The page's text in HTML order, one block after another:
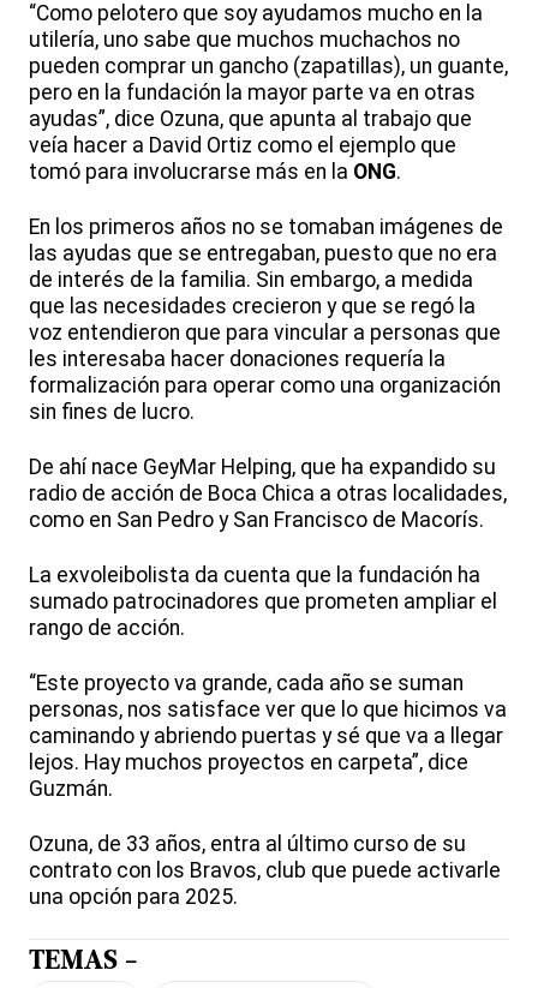
“Como pelotero que soy ayudamos mucho en la
utilería, uno sabe que muchos muchachos no
pueden comprar un gancho (zapatillas), un guante,
pero en la fundación la mayor parte va en otras
ayudas”, dice Ozuna, que apunta al trabajo que
veía hacer a David Ortiz como el ejemplo que
tomó para involucrarse más en la ONG.
En los primeros años no se tomaban imágenes de
las ayudas que se entregaban, puesto que no era
de interés de la familia. Sin embargo, a medida
que las necesidades crecieron y que se regó la
voz entendieron que para vincular a personas que
les interesaba hacer donaciones requería la
formalización para operar como una organización
sin fines de lucro.
De ahí nace GeyMar Helping, que ha expandido su
radio de acción de Boca Chica a otras localidades,
como en San Pedro y San Francisco de Macorís.
La exvoleibolista da cuenta que la fundación ha
sumado patrocinadores que prometen ampliar el
rango de acción.
“Este proyecto va grande, cada año se suman
personas, nos satisface ver que lo que hicimos va
caminando y abriendo puertas y sé que va a llegar
lejos. Hay muchos proyectos en carpeta”, dice
Guzmán.
Ozuna, de 33 años, entra al último curso de su
contrato con los Bravos, club que puede activarle
una opción para 2025.
TEMAS -